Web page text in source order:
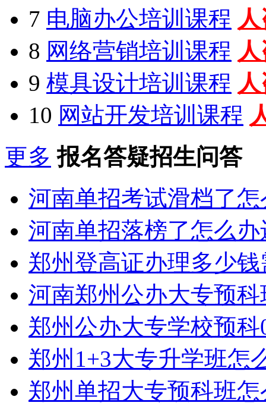
7 电脑办公培训课程
8 网络营销培训课程
9 模具设计培训课程
10 网站开发培训课程
更多 报名答疑招生问答
河南单招考试滑档了
河南单招落榜了怎么
郑州登高证办理多少
河南郑州公办大专预
郑州公办大专学校预
郑州1+3大专升学班怎
郑州单招大专预科班